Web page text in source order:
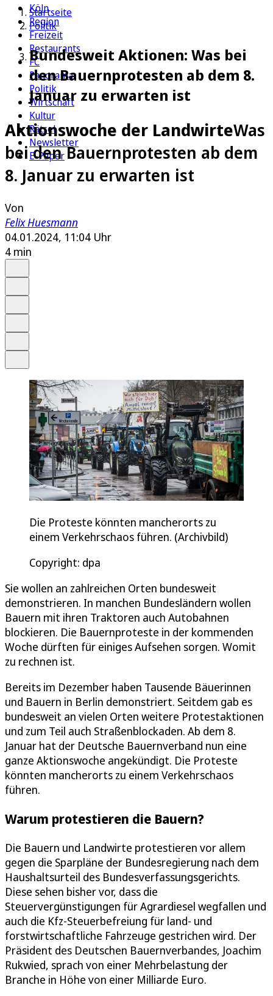
Köln
Region
Freizeit
Restaurants
FC
Panorama
Politik
Wirtschaft
Kultur
Rätsel
Newsletter
E-Paper
Startseite
Politik
Bundesweit Aktionen: Was bei
den Bauernprotesten ab dem 8.
Januar zu erwarten ist
Aktionswoche der LandwirteWas
bei den Bauernprotesten ab dem
8. Januar zu erwarten ist
Von
Felix Huesmann
04.01.2024, 11:04 Uhr
4 min
Die Proteste könnten mancherorts zu
einem Verkehrschaos führen. (Archivbild)
Copyright: dpa
Sie wollen an zahlreichen Orten bundesweit
demonstrieren. In manchen Bundes­ländern wollen
Bauern mit ihren Traktoren auch Autobahnen
blockieren. Die Bauern­proteste in der kommenden
Woche dürften für einiges Aufsehen sorgen. Womit
zu rechnen ist.
Bereits im Dezember haben Tausende Bäuerinnen
und Bauern in Berlin demonstriert. Seitdem gab es
bundesweit an vielen Orten weitere Protestaktionen
und zum Teil auch Straßen­blockaden. Ab dem 8.
Januar hat der Deutsche Bauernverband nun eine
ganze Aktionswoche angekündigt. Die Proteste
könnten mancherorts zu einem Verkehrschaos
führen.
Warum protestieren die Bauern?
Die Bauern und Landwirte protestieren vor allem
gegen die Sparpläne der Bundesregierung nach dem
Haushaltsurteil des Bundesverfassungsgerichts.
Diese sehen bisher vor, dass die
Steuervergünstigungen für Agrardiesel wegfallen und
auch die Kfz-Steuerbefreiung für land- und
forstwirtschaftliche Fahrzeuge gestrichen wird. Der
Präsident des Deutschen Bauern­verbandes, Joachim
Rukwied, sprach von einer Mehrbelastung der
Branche in Höhe von einer Milliarde Euro.